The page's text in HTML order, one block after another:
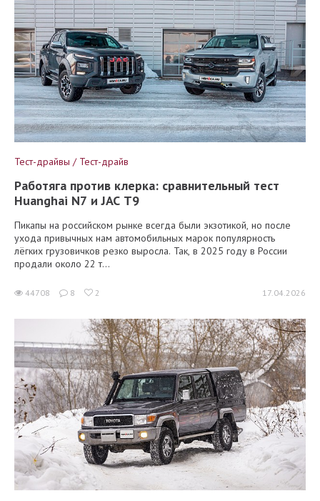
Тест-драйвы / Тест-драйв
Работяга против клерка: сравнительный тест
Huanghai N7 и JAC T9
Пикапы на российском рынке всегда были экзотикой, но после
ухода привычных нам автомобильных марок популярность
лёгких грузовичков резко выросла. Так, в 2025 году в России
продали около 22 т...
44708 8 2 17.04.2026